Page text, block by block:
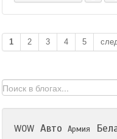
1 2 3 4 5
WOW Авто Армия